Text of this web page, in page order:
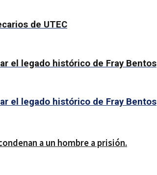
de UTEC
el legado histórico de Fray Bentos
el legado histórico de Fray Bentos
a un hombre a prisión.